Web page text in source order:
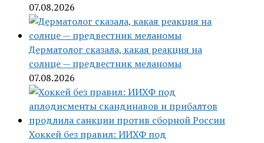
07.08.2026
Дерматолог сказала, какая реакция на
солнце — предвестник меланомы
07.08.2026
Хоккей без правил: ИИХФ под